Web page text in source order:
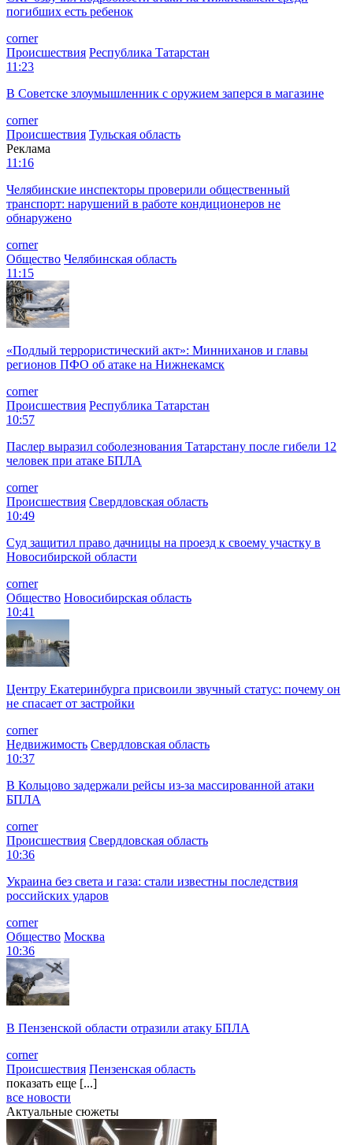
погибших есть ребенок
corner
Происшествия Республика Татарстан
11:23
В Советске злоумышленник с оружием заперся в магазине
corner
Происшествия Тульская область
Реклама
11:16
Челябинские инспекторы проверили общественный
транспорт: нарушений в работе кондиционеров не
обнаружено
corner
Общество Челябинская область
11:15
«Подлый террористический акт»: Минниханов и главы
регионов ПФО об атаке на Нижнекамск
corner
Происшествия Республика Татарстан
10:57
Паслер выразил соболезнования Татарстану после гибели 12
человек при атаке БПЛА
corner
Происшествия Свердловская область
10:49
Суд защитил право дачницы на проезд к своему участку в
Новосибирской области
corner
Общество Новосибирская область
10:41
Центру Екатеринбурга присвоили звучный статус: почему он
не спасает от застройки
corner
Недвижимость Свердловская область
10:37
В Кольцово задержали рейсы из-за массированной атаки
БПЛА
corner
Происшествия Свердловская область
10:36
Украина без света и газа: стали известны последствия
российских ударов
corner
Общество Москва
10:36
В Пензенской области отразили атаку БПЛА
corner
Происшествия Пензенская область
показать еще [...]
все новости
Актуальные сюжеты